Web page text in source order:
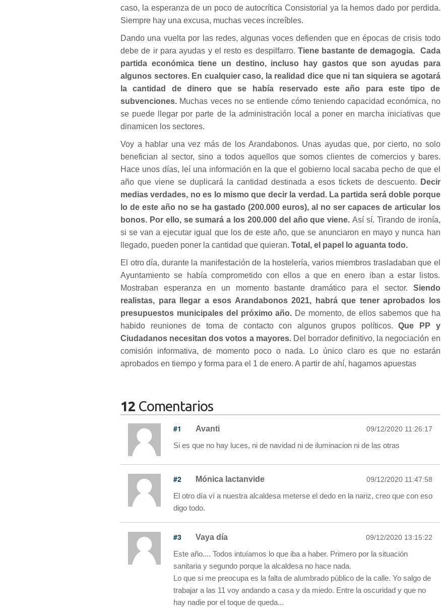
caso, la esperanza de un poco de autocrítica Consistorial ya la hemos dado por perdida.
Siempre hay una excusa, muchas veces increíbles.
Dando una vuelta por las redes, algunas voces defienden que en épocas de crisis todo
debe de ir para ayudas y el resto es despilfarro. Tiene bastante de demagogia. Cada
partida económica tiene un destino, incluso hay gastos que son ayudas para
algunos sectores. En cualquier caso, la realidad dice que ni tan siquiera se agotará
la cantidad de dinero que se había reservado este año para este tipo de
subvenciones. Muchas veces no se entiende cómo teniendo capacidad económica, no
se puede llegar por parte de la administración local a poner en marcha iniciativas que
dinamicen los sectores.
Voy a hablar una vez más de los Arandabonos. Unas ayudas que, por cierto, no solo
benefician al sector, sino a todos aquellos que somos clientes de comercios y bares.
Hace unos días, leí una información en la que el gobierno local sacaba pecho de que el
año que viene se duplicará la cantidad destinada a esos tickets de descuento.
Decir
medias verdades, no es lo mismo que decir la verdad. La partida será doble porque
lo de este año no se ha gastado (200.000 euros), al no ser capaces de articular los
bonos. Por ello, se sumará a los 200.000 del año que viene.Así sí. Tirando de ironía,
si se van a ejecutar igual que los de este año, que se anunciaron en mayo y nunca han
llegado, pueden poner la cantidad que quieran. Total, el papel lo aguanta todo.
El otro día, durante la manifestación de la hostelería, varios miembros trasladaban que el
Ayuntamiento se había comprometido con ellos a que en enero iban a estar listos.
Mostraban esperanza en un momento bastante dramático para el sector. Siendo
realistas, para llegar a esos Arandabonos 2021, habrá que tener aprobados los
presupuestos municipales del próximo año. De momento, de ellos sabemos que ha
habido reuniones de toma de contacto con algunos grupos políticos.Que PP y
Ciudadanos necesitan dos votos a mayores.Del borrador definitivo, la negociación en
comisión informativa, de momento poco o nada. Lo único claro es que no estarán
aprobados en tiempo y forma para el 1 de enero. A partir de ahí, hagamos apuestas
12 Comentarios
#1 Avanti 09/12/2020 11:26:17
Si es que no hay luces, ni de navidad ni de iluminacion ni de las otras
#2 Mónica lactanvide 09/12/2020 11:47:58
El otro día ví a nuestra alcaldesa meterse el dedo en la nariz, creo que con eso
digo todo.
#3 Vaya día 09/12/2020 13:15:22
Este año.... Todos intuíamos lo que iba a haber. Primero por la situación
sanitaria y segundo porque la alcaldesa no hace nada.
Lo que si me preocupa es la falta de alumbrado público de la calle. Yo salgo de
trabajar a las 11 voy andando a casa y da miedo. Entre la oscuridad y que no
hay nadie por el toque de queda...